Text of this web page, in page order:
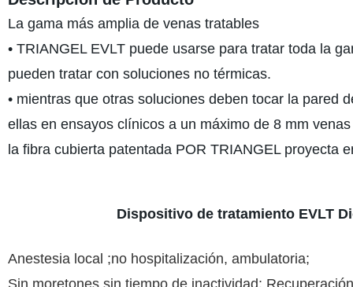
La gama más amplia de venas tratables
• TRIANGEL EVLT puede usarse para tratar toda la
pueden tratar con soluciones no térmicas.
• mientras que otras soluciones deben tocar la pared
ellas en ensayos clínicos a un máximo de 8 mm
la fibra cubierta patentada POR TRIANGEL proyecta
Dispositivo de tratamiento EVLT
Anestesia local ;no hospitalización, ambulatoria;
Sin moretones sin tiempo de inactividad: